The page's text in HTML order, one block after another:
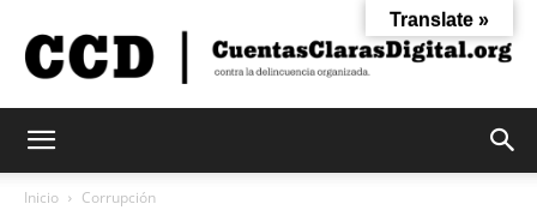
Inicio Corrupción
Translate »